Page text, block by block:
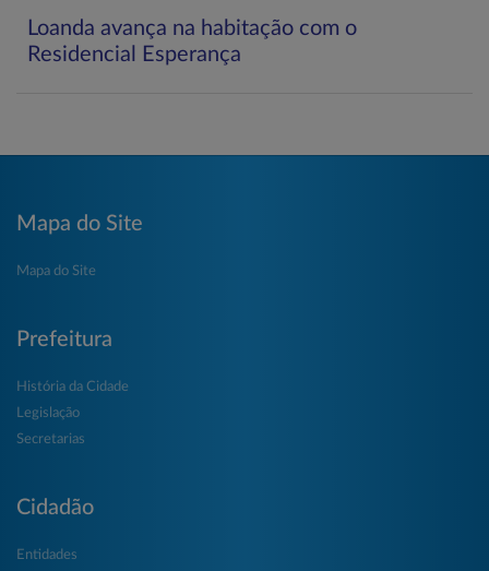
Loanda avança na habitação com o
Residencial Esperança
Mapa do Site
Mapa do Site
Prefeitura
História da Cidade
Legislação
Secretarias
Cidadão
Entidades